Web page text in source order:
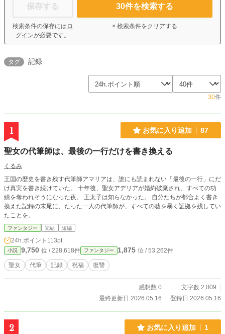
保存する
検索条件の保存には ロ
グインが必要です。
30件を検索する
× 検索条件をクリアする
タグ 記録
30件
1 お気に入り追加 87
聖女の代筆師は、最後の一行だけを書き換える
くるみ
王国の歴史を書き残す代筆師アマリアは、誰にも読まれない「最後の一行」にだ
け真実を書き続けていた。 十年後、聖女アデリアが婚約破棄され、すべての功
績を奪われそうになった夜。 王太子は知らなかった。 自分たちが都合よく書き
換えた記録の末尾に、たった一人の代筆師が、すべての嘘を暴く証拠を残してい
たことを。
ファンタジー 完結 短編
24h.ポイント 113pt
小説 9,750 位 / 228,618件 ファンタジー 1,875 位 / 53,262件
聖女 代筆 記録 祝福 復讐
感想数 0
文字数 2,009
最終更新日 2026.05.16
登録日 2026.05.16
2 お気に入り追加 1